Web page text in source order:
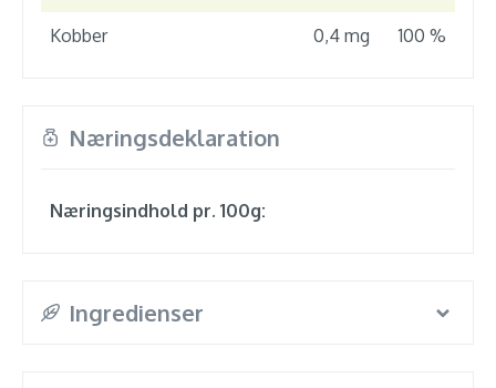
Kobber 0,4 mg 100 %
Næringsdeklaration
Næringsindhold pr. 100g:
Ingredienser